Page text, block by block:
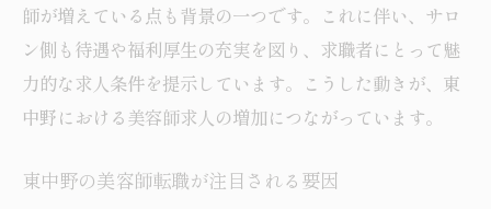
美容師転職初心者が東中野で安心できる理
由
東中野の美容師求人で未経験者が活躍でき
る環境
師が増えている点も背景の一つです。これに伴い、サロ
ン側も待遇や福利厚生の充実を図り、求職者にとって魅
力的な求人条件を提示しています。こうした動きが、東
中野における美容師求人の増加につながっています。
東中野の美容師転職が注目される要因